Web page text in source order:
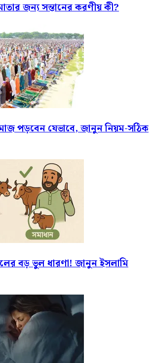
জন্য সন্তানের করণীয় কী?
পড়বেন যেভাবে, জানুন নিয়ম-সঠিক
বড় ভুল ধারণা! জানুন ইসলামি